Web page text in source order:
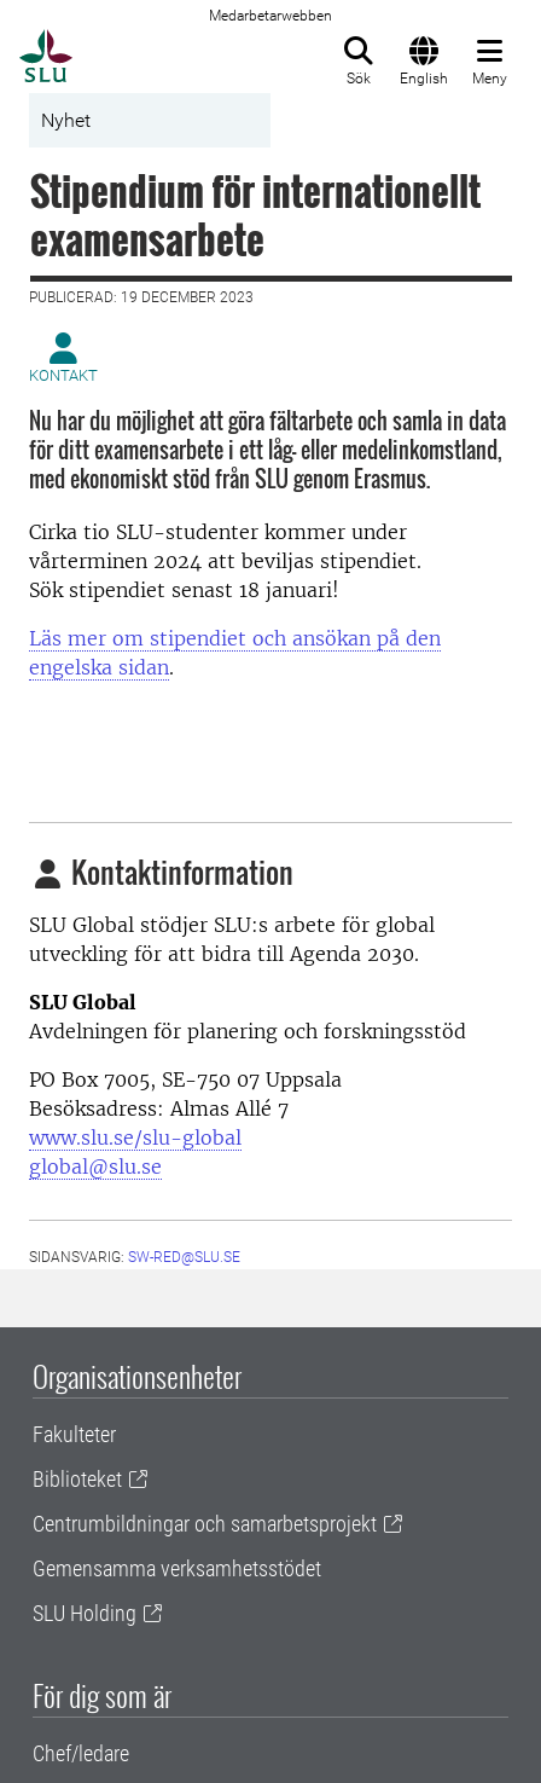
Medarbetarwebben
Sök English Meny
Nyhet
Stipendium för internationellt
examensarbete
PUBLICERAD: 19 DECEMBER 2023
KONTAKT
Nu har du möjlighet att göra fältarbete och samla in data
för ditt examensarbete i ett låg- eller medelinkomstland,
med ekonomiskt stöd från SLU genom Erasmus.
Cirka tio SLU-studenter kommer under
vårterminen 2024 att beviljas stipendiet.
Sök stipendiet senast 18 januari!
Läs mer om stipendiet och ansökan på den
engelska sidan.
Kontaktinformation
SLU Global stödjer SLU:s arbete för global
utveckling för att bidra till Agenda 2030.
SLU Global
Avdelningen för planering och forskningsstöd
PO Box 7005, SE-750 07 Uppsala
Besöksadress: Almas Allé 7
www.slu.se/slu-global
global@slu.se
SIDANSVARIG: SW-RED@SLU.SE
Organisationsenheter
Fakulteter
Biblioteket
Centrumbildningar och samarbetsprojekt
Gemensamma verksamhetsstödet
SLU Holding
För dig som är
Chef/ledare